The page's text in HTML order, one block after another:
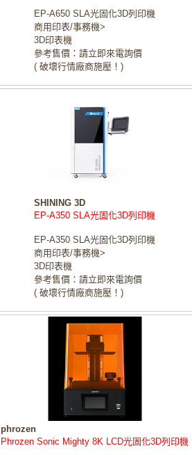
EP-A650 SLA光固化3D列印機
商用印表/事務機>
3D印表機
參考售價：請立即來電詢價
( 破壞行情廠商施壓！)
SHINING 3D
EP-A350 SLA光固化3D列印機
EP-A350 SLA光固化3D列印機
商用印表/事務機>
3D印表機
參考售價：請立即來電詢價
( 破壞行情廠商施壓！)
phrozen
Phrozen Sonic Mighty 8K LCD光固化3D列印機